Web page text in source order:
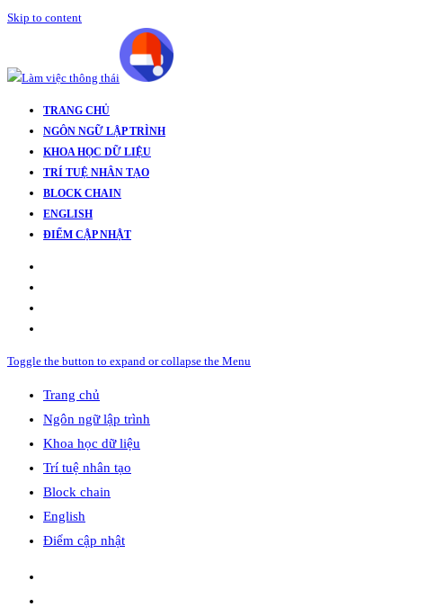
Skip to content
TRANG CHỦ
NGÔN NGỮ LẬP TRÌNH
KHOA HỌC DỮ LIỆU
TRÍ TUỆ NHÂN TẠO
BLOCK CHAIN
ENGLISH
ĐIỂM CẬP NHẬT
Toggle the button to expand or collapse the Menu
Trang chủ
Ngôn ngữ lập trình
Khoa học dữ liệu
Trí tuệ nhân tạo
Block chain
English
Điểm cập nhật